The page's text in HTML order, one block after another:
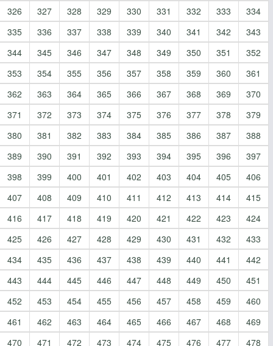
326
327 328 329 330 331 332 333
334
335
336 337 338 339 340 341 342
343
344
345 346 347 348 349 350 351
352
353
354 355 356 357 358 359 360
361
362
363 364 365 366 367 368 369
370
371
372 373 374 375 376 377 378
379
380
381 382 383 384 385 386 387
388
389
390 391 392 393 394 395 396
397
398
399 400 401 402 403 404 405
406
407
408 409 410 411 412 413 414
415
416
417 418 419 420 421 422 423
424
425
426 427 428 429 430 431 432
433
434
435 436 437 438 439 440 441
442
443
444 445 446 447 448 449 450
451
452
453 454 455 456 457 458 459
460
461
462 463 464 465 466 467 468
469
470
471 472 473 474 475 476 477 478